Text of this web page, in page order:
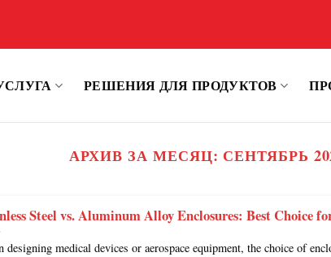
РЕШЕНИЯ ДЛЯ ПРОДУКТОВ
АРХИВ ЗА МЕСЯЦ: СЕНТЯБРЬ
Steel vs. Aluminum Alloy Enclosures: Best Choice
designing medical devices or aerospace equipment, the choice of